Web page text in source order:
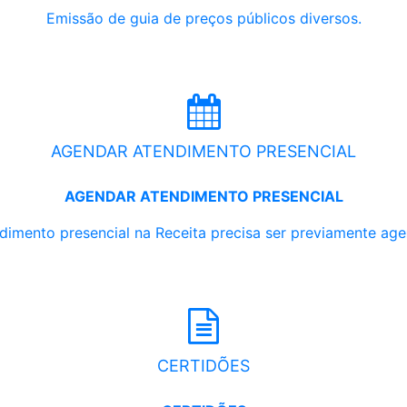
Emissão de guia de preços públicos diversos.
AGENDAR ATENDIMENTO PRESENCIAL
AGENDAR ATENDIMENTO PRESENCIAL
presencial na Receita precisa ser previamente
CERTIDÕES